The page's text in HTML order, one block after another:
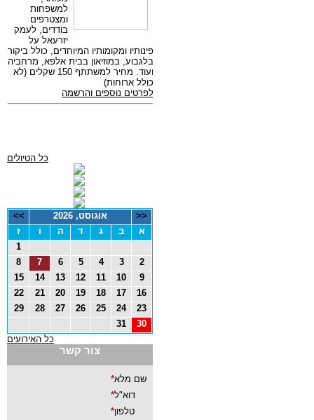
כל הטיולים
<< אוגוסט, 2026
>>
א
ב ג ד ה ו
ז
1
2
3
4
5
6
7
8
9
10
11
12
13
14
15
16
17
18
19
20
21
22
23
24
25
26
27
28
29
30
31
כל האירועים
צור קשר